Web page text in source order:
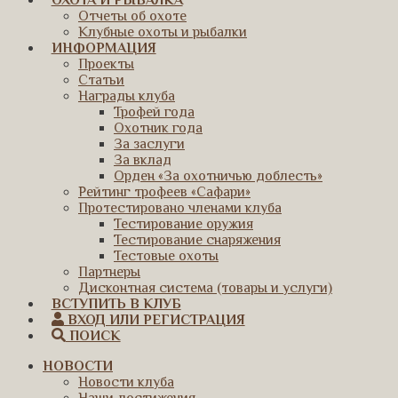
Отчеты об охоте
Клубные охоты и рыбалки
ИНФОРМАЦИЯ
Проекты
Статьи
Награды клуба
Трофей года
Охотник года
За заслуги
За вклад
Орден «За охотничью доблесть»
Рейтинг трофеев «Сафари»
Протестировано членами клуба
Тестирование оружия
Тестирование снаряжения
Тестовые охоты
Партнеры
Дисконтная система (товары и услуги)
ВСТУПИТЬ В КЛУБ
ВХОД ИЛИ РЕГИСТРАЦИЯ
ПОИСК
НОВОСТИ
Новости клуба